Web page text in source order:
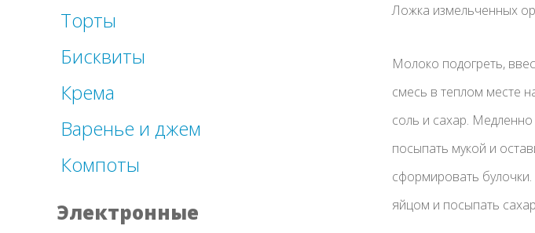
Торты
Бисквиты
Крема
Варенье и джем
Компоты
Электронные
Ложка измельченных
Молоко подогреть,
смесь в теплом месте
соль и сахар.
посыпать мукой и
сформировать
яйцом и посыпать